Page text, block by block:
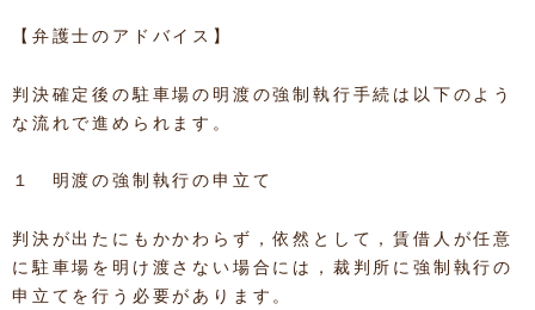
【弁護士のアドバイス】
判決確定後の駐車場の明渡の強制執行手続は以下のよう
な流れで進められます。
１ 明渡の強制執行の申立て
判決が出たにもかかわらず，依然として，賃借人が任意
に駐車場を明け渡さない場合には，裁判所に強制執行の
申立てを行う必要があります。